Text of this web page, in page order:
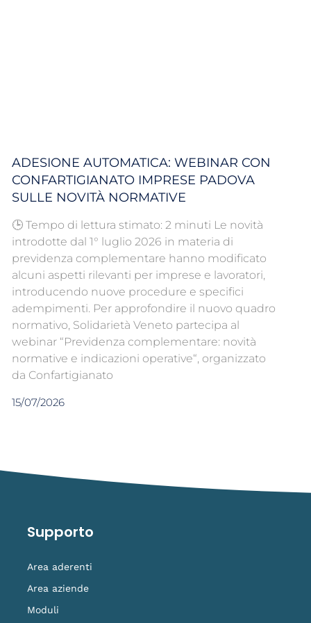
ADESIONE AUTOMATICA: WEBINAR CON
CONFARTIGIANATO IMPRESE PADOVA
SULLE NOVITÀ NORMATIVE
🕒 Tempo di lettura stimato: 2 minuti Le novità
introdotte dal 1° luglio 2026 in materia di
previdenza complementare hanno modificato
alcuni aspetti rilevanti per imprese e lavoratori,
introducendo nuove procedure e specifici
adempimenti. Per approfondire il nuovo quadro
normativo, Solidarietà Veneto partecipa al
webinar “Previdenza complementare: novità
normative e indicazioni operative“, organizzato
da Confartigianato
15/07/2026
Supporto
Area aderenti
Area aziende
Moduli